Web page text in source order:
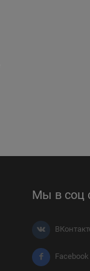
Мы в соц
Facebook